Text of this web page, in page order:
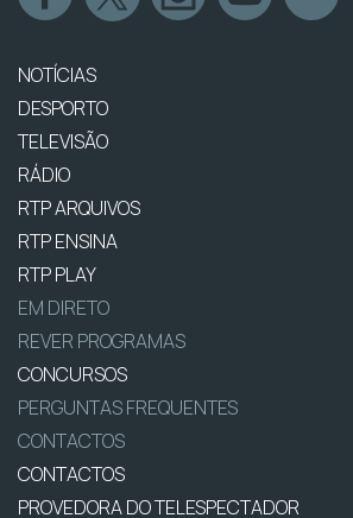
NOTÍCIAS
DESPORTO
TELEVISÃO
RÁDIO
RTP ARQUIVOS
RTP ENSINA
RTP PLAY
EM DIRETO
REVER PROGRAMAS
CONCURSOS
PERGUNTAS FREQUENTES
CONTACTOS
CONTACTOS
PROVEDORA DO TELESPECTADOR